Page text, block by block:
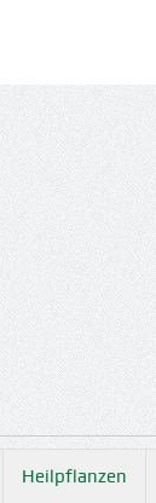
Heilpflanzen